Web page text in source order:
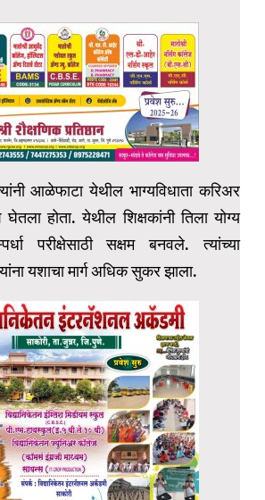
आळेफाटा येथील भाग्यविधाता करिअर
होता. येथील शिक्षकांनी तिला योग्य
परीक्षेसाठी सक्षम बनवले. त्यांच्या
यांना यशाचा मार्ग अधिक सुकर झाला.